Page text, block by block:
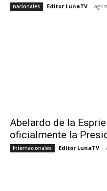
nacionales Editor LunaTV -
Abelardo de la
oficialmente la
Internacionales Editor LunaTV -